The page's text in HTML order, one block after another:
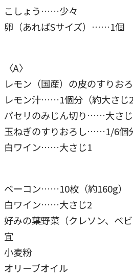
こしょう……少々
卵（あればSサイズ）……1個
〈A〉
レモン（国産）の皮のすり
レモン汁……1個分（約大さじ2
パセリのみじん切り……大さ
玉ねぎのすりおろし……1/6個
白ワイン……大さじ1
ベーコン……10枚（約160g）
白ワイン……大さじ2
好みの葉野菜（クレソン、ベ
宜
小麦粉
オリーブオイル